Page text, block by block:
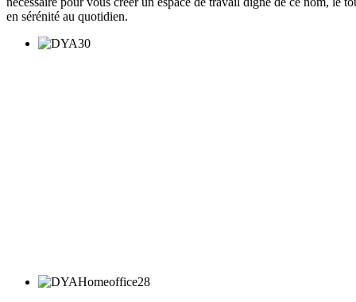
en sérénité au quotidien.